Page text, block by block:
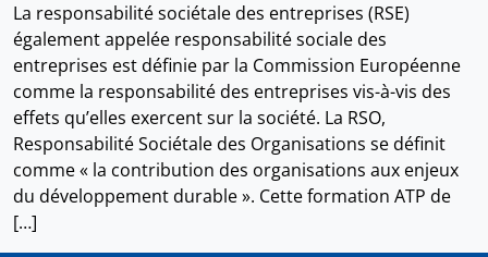
La responsabilité sociétale des entreprises (RSE)
également appelée responsabilité sociale des
entreprises est définie par la Commission Européenne
comme la responsabilité des entreprises vis-à-vis des
effets qu’elles exercent sur la société. La RSO,
Responsabilité Sociétale des Organisations se définit
comme « la contribution des organisations aux enjeux
du développement durable ». Cette formation ATP de
[…]